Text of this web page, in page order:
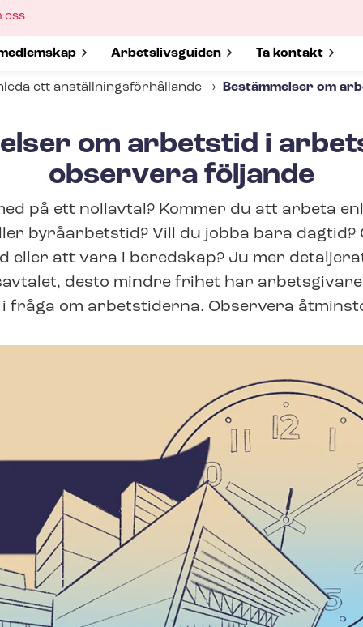
submenu for Show submenu for
Ar­bets­livs­gui­den Show submenu
Ta kontakt
oss
ett an­ställ­nings­för­hål­lan­de Bestämmelser om
om arbetstid i
observera följande
på ett nollavtal? Kommer du att arbeta
byråarbetstid? Vill du jobba bara dagtid?
eller att vara i beredskap? Ju mer
desto mindre frihet har
fråga om arbetstiderna. Observera